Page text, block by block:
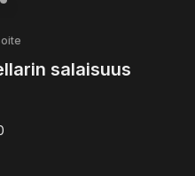
kuvagalleriaan
kuvagalleriaan
Mene kuvagalleriaan
salaisuus